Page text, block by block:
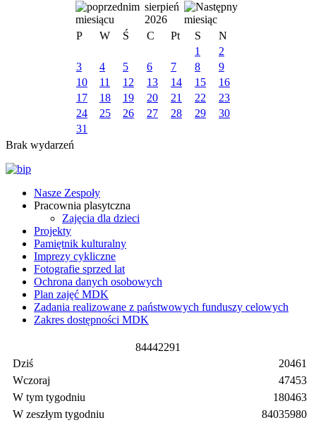
sierpień
2026
P
W Ś C Pt S
N
1
2
3
4 5 6 7 8
9
10
11 12 13 14 15
16
17
18 19 20 21 22
23
24
25 26 27 28 29
30
31
Brak wydarzeń
Nasze Zespoły
Pracownia plasytczna
Zajęcia dla dzieci
Projekty
Pamiętnik kulturalny
Imprezy cykliczne
Fotografie sprzed lat
Ochrona danych osobowych
Plan zajęć MDK
Zadania realizowane z państwowych funduszy celowych
Zakres dostępności MDK
84442291
Dziś
Wczoraj
W tym tygodniu
W zeszłym tygodniu
20461
47453
180463
84035980